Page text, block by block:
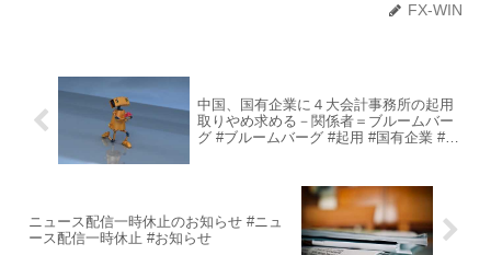
FX-WIN
中国、国有企業に４大会計事務所の起用
取りやめ求める－関係者＝ブルームバー
グ #ブルームバーグ #起用 #国有企業 #中
ニュース配信一時休止のお知らせ #ニュ
ース配信一時休止 #お知らせ